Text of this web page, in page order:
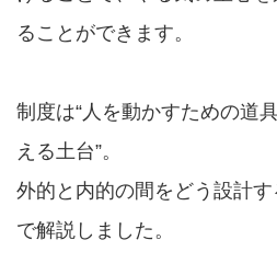
ることができます。
制度は“人を動かすための道
える土台”。
外的と内的の間をどう設計
で解説しました。